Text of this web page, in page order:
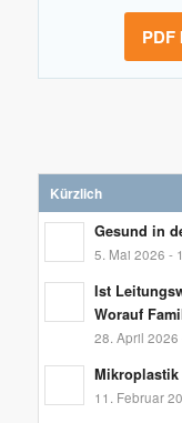
Kürzlich
Gesund in
5. Mai 2026 -
Ist
Worauf
28. April 2026
Mikroplastik
11. Februar